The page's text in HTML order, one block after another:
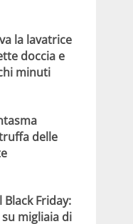
la lavatrice
doccia e
minuti
delle
Friday:
su migliaia di